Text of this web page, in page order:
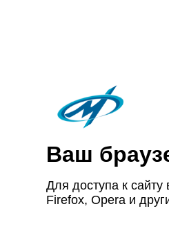
Ваш
Для доступа к
Firefox, Opera и